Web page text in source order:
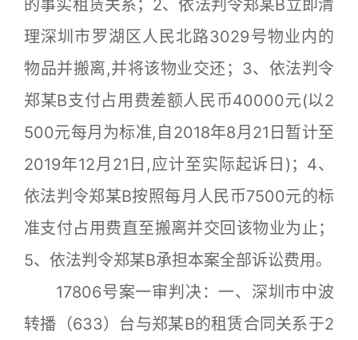
的事实租赁关系；2、依法判令郑某B立即清
理深圳市罗湖区人民北路3029号物业内的
物品并搬离,并将该物业交还；3、依法判令
郑某B支付占用费差额人民币40000元(以2
500元每月为标准,自2018年8月21日暂计至
2019年12月21日,应计至实际起诉日)；4、
依法判令郑某B按照每月人民币7500元的标
准支付占用费直至搬离并交回该物业为止；
5、依法判令郑某B承担本案全部诉讼费用。
17806号案一审判决：一、深圳市中波
转播（633）台与郑某B的租赁合同关系于2